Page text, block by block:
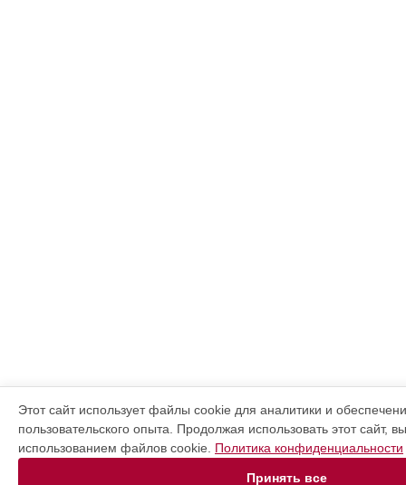
Этот сайт использует файлы cookie для аналитики и
пользовательского опыта. Продолжая использовать этот сайт,
использованием файлов cookie. Политика конфиденциальности
Принять все